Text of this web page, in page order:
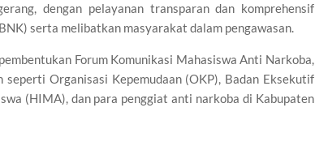
dengan pelayanan transparan dan komprehensif
serta melibatkan masyarakat dalam pengawasan.
Forum Komunikasi Mahasiswa Anti Narkoba,
seperti Organisasi Kepemudaan (OKP), Badan Eksekutif
(HIMA), dan para penggiat anti narkoba di Kabupaten